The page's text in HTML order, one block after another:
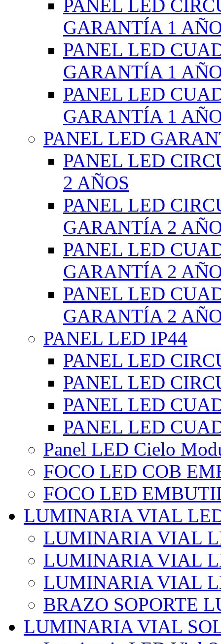
PANEL LED
GARANTÍA 1
PANEL LED
GARANTÍA 1
PANEL LED
GARANTÍA 1
PANEL LED
PANEL LED
2 AÑOS
PANEL LED
GARANTÍA 2
PANEL LED
GARANTÍA 2
PANEL LED
GARANTÍA 2
PANEL LED IP44
PANEL LED
PANEL LED
PANEL LED
PANEL LED
Panel LED Cielo
FOCO LED COB
FOCO LED
LUMINARIA VIAL
LUMINARIA VIAL
LUMINARIA VIAL
LUMINARIA VIAL
BRAZO SOPORTE
LUMINARIA VIAL